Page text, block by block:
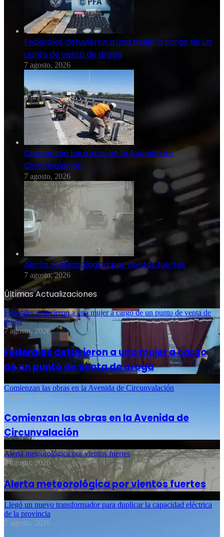
Federales detuvieron a una mujer a cargo de un
punto de venta de droga
7 agosto, 2026
Comienzan las obras en la Avenida de
Circunvalación
7 agosto, 2026
Alerta meteorológica por vientos fuertes
7 agosto, 2026
Últimas Actualizaciones
Federales detuvieron a una mujer a cargo de un punto de venta de
droga
7 agosto, 2026
Federales detuvieron a una mujer a cargo
de un punto de venta de droga
Comienzan las obras en la Avenida de Circunvalación
7 agosto, 2026
Comienzan las obras en la Avenida de
Circunvalación
Alerta meteorológica por vientos fuertes
7 agosto, 2026
Alerta meteorológica por vientos fuertes
Llegó un nuevo transformador para duplicar la capacidad eléctrica
de la provincia
7 agosto, 2026